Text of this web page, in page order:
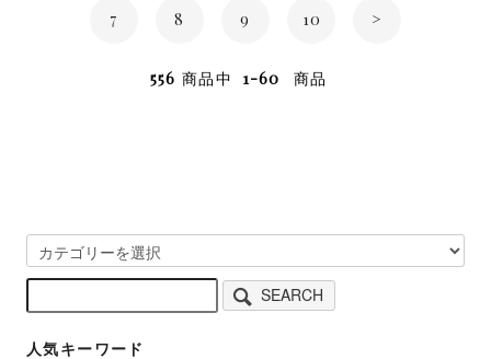
7 8 9 10 >
556 商品中 1-60 商品
SEARCH
人気キーワード